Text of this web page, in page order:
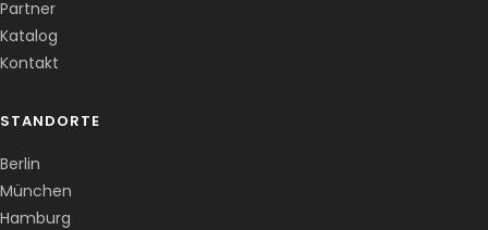
Partner
Katalog
Kontakt
STANDORTE
Berlin
München
Hamburg